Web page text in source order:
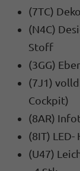
(7TC)
(N4C)
Stoff
(3GG)
(7J1)
Cockpit)
(8AR)
(8IT)
(U47)